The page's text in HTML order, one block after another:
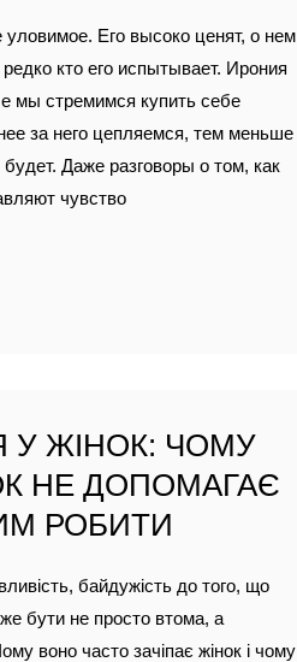
уловимое. Его высоко ценят, о нем
кто его испытывает. Ирония
мы стремимся купить себе
за него цепляемся, тем меньше
Даже разговоры о том, как
чувство
У ЖІНОК: ЧОМУ
НЕ ДОПОМАГАЄ
РОБИТИ
байдужість до того, що
бути не просто втома, а
воно часто зачіпає жінок і чому